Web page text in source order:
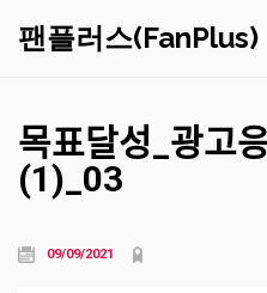
팬플러스(FanPlus)
(1)_03
09/09/2021